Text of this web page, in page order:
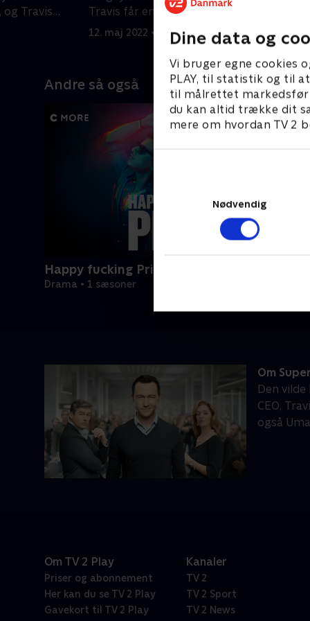
Dine data og
Vi bruger egne cookies
PLAY, til statistik og til
til målrettet
du kan altid trække dit
mere om hvordan TV 2
Nødvendig
Travis
Travis får en allieret, men hans planer
bliver ødelagt.
12. maj 2022 • 63 min
Andre så også
Happy fucking Pride
Drama • 1 sæsoner
Om
Den
CEO,
også
Om TV 2 Play
Priser og abonnement
Her kan du se TV 2 Play
Gavekort til TV 2 Play
Kanaler
TV 2
TV 2 Sport
TV 2 News